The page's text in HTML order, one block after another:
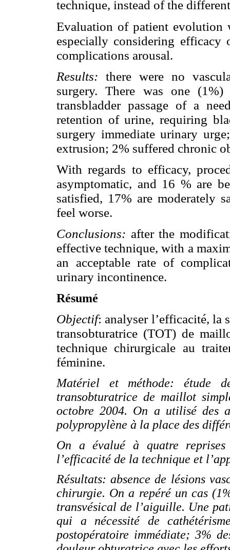
technique, instead of the
Evaluation of patient evolution
especially considering efficacy
complications arousal.
Results: there were no
surgery. There was one
transbladder passage of a
retention of urine, requiring
surgery immediate urinary
extrusion; 2% suffered chronic
With regards to efficacy,
asymptomatic, and 16 % are
satisfied, 17% are moderately
feel worse.
Conclusions: after the
effective technique, with a
an acceptable rate of
urinary incontinence.
Résumé
Objectif: analyser l’efficacité, la
transobturatrice (TOT) de
technique chirurgicale au
féminine.
Matériel et méthode: étude
transobturatrice de maillot
octobre 2004. On a utilisé des
polypropylène à la place des
On a évalué à quatre reprises
l’efficacité de la technique et
Résultats: absence de lésions
chirurgie. On a repéré un cas
transvésical de l’aiguille. Une
qui a nécessité de
postopératoire immédiate; 3%